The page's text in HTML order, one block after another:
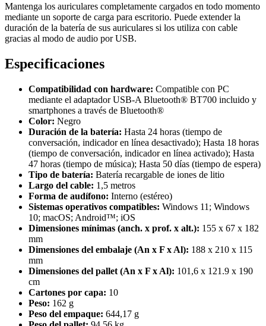
Mantenga los auriculares completamente cargados en todo momento
mediante un soporte de carga para escritorio. Puede extender la
duración de la batería de sus auriculares si los utiliza con cable
gracias al modo de audio por USB.
Especificaciones
Compatibilidad con hardware: Compatible con PC
mediante el adaptador USB-A Bluetooth® BT700 incluido y
smartphones a través de Bluetooth®
Color: Negro
Duración de la batería: Hasta 24 horas (tiempo de
conversación, indicador en línea desactivado); Hasta 18 horas
(tiempo de conversación, indicador en línea activado); Hasta
47 horas (tiempo de música); Hasta 50 días (tiempo de espera)
Tipo de batería: Batería recargable de iones de litio
Largo del cable: 1,5 metros
Forma de audífono: Interno (estéreo)
Sistemas operativos compatibles: Windows 11; Windows
10; macOS; Android™; iOS
Dimensiones mínimas (anch. x prof. x alt.): 155 x 67 x 182
mm
Dimensiones del embalaje (An x F x Al): 188 x 210 x 115
mm
Dimensiones del pallet (An x F x Al): 101,6 x 121.9 x 190
cm
Cartones por capa: 10
Peso: 162 g
Peso del empaque: 644,17 g